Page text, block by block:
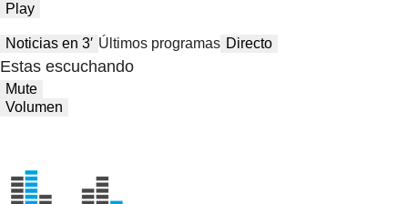
Play
Noticias en 3′ Últimos programas Directo
Estas escuchando
Mute
Volumen